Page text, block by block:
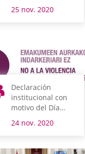
de la Violencia
25 nov. 2020
Declaración
institucional con
motivo del Día
la Eliminación de
la Mujer
24 nov. 2020